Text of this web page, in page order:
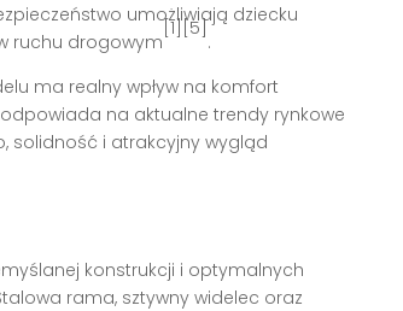
umożliwiają dziecku
ruchu drogowym
[1][5]
.
ma realny wpływ na komfort
na aktualne trendy rynkowe
solidność i atrakcyjny wygląd
konstrukcji i optymalnych
rama, sztywny widelec oraz